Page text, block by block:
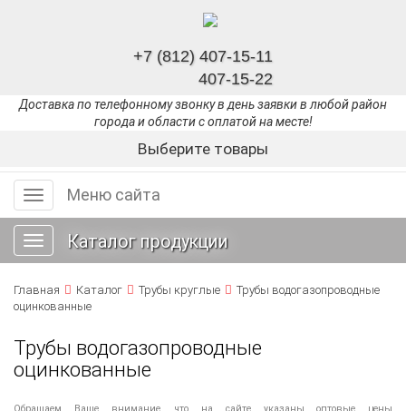
+7 (812) 407-15-11
407-15-22
Доставка по телефонному звонку в день заявки в любой район
города и области с оплатой на месте!
Выберите товары
Меню
сайта
Меню сайта
Toggle
navigation
Каталог продукции
Главная Каталог Трубы круглые
Трубы водогазопроводные
оцинкованные
Трубы водогазопроводные
оцинкованные